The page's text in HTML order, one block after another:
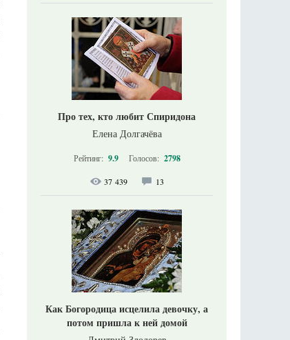
Про тех, кто любит Спиридона
Елена Долгачёва
Рейтинг: 9.9 Голосов: 2798
37 439 13
Как Богородица исцелила девочку, а
потом пришла к ней домой